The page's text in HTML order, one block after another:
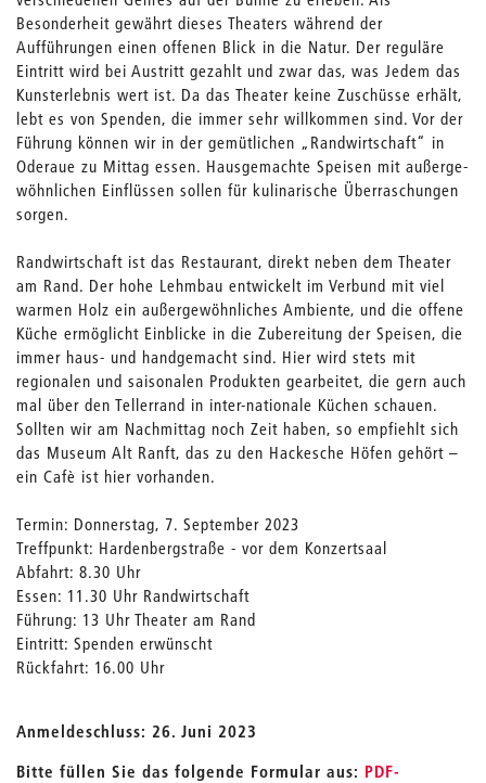
Besonderheit gewährt dieses Theaters während der
Aufführungen einen offenen Blick in die Natur. Der reguläre
Eintritt wird bei Austritt gezahlt und zwar das, was Jedem das
Kunsterlebnis wert ist. Da das Theater keine Zuschüsse erhält,
lebt es von Spenden, die immer sehr willkommen sind. Vor der
Führung können wir in der gemütlichen „Randwirtschaft“ in
Oderaue zu Mittag essen. Hausgemachte Speisen mit außerge-
wöhnlichen Einflüssen sollen für kulinarische Überraschungen
sorgen.
Randwirtschaft ist das Restaurant, direkt neben dem Theater
am Rand. Der hohe Lehmbau entwickelt im Verbund mit viel
warmen Holz ein außergewöhnliches Ambiente, und die offene
Küche ermöglicht Einblicke in die Zubereitung der Speisen, die
immer haus- und handgemacht sind. Hier wird stets mit
regionalen und saisonalen Produkten gearbeitet, die gern auch
mal über den Tellerrand in inter-nationale Küchen schauen.
Sollten wir am Nachmittag noch Zeit haben, so empfiehlt sich
das Museum Alt Ranft, das zu den Hackesche Höfen gehört –
ein Cafè ist hier vorhanden.
Termin: Donnerstag, 7. September 2023
Treffpunkt: Hardenbergstraße - vor dem Konzertsaal
Abfahrt: 8.30 Uhr
Essen: 11.30 Uhr Randwirtschaft
Führung: 13 Uhr Theater am Rand
Eintritt: Spenden erwünscht
Rückfahrt: 16.00 Uhr
Anmeldeschluss: 26. Juni 2023
Bitte füllen Sie das folgende Formular aus: PDF-